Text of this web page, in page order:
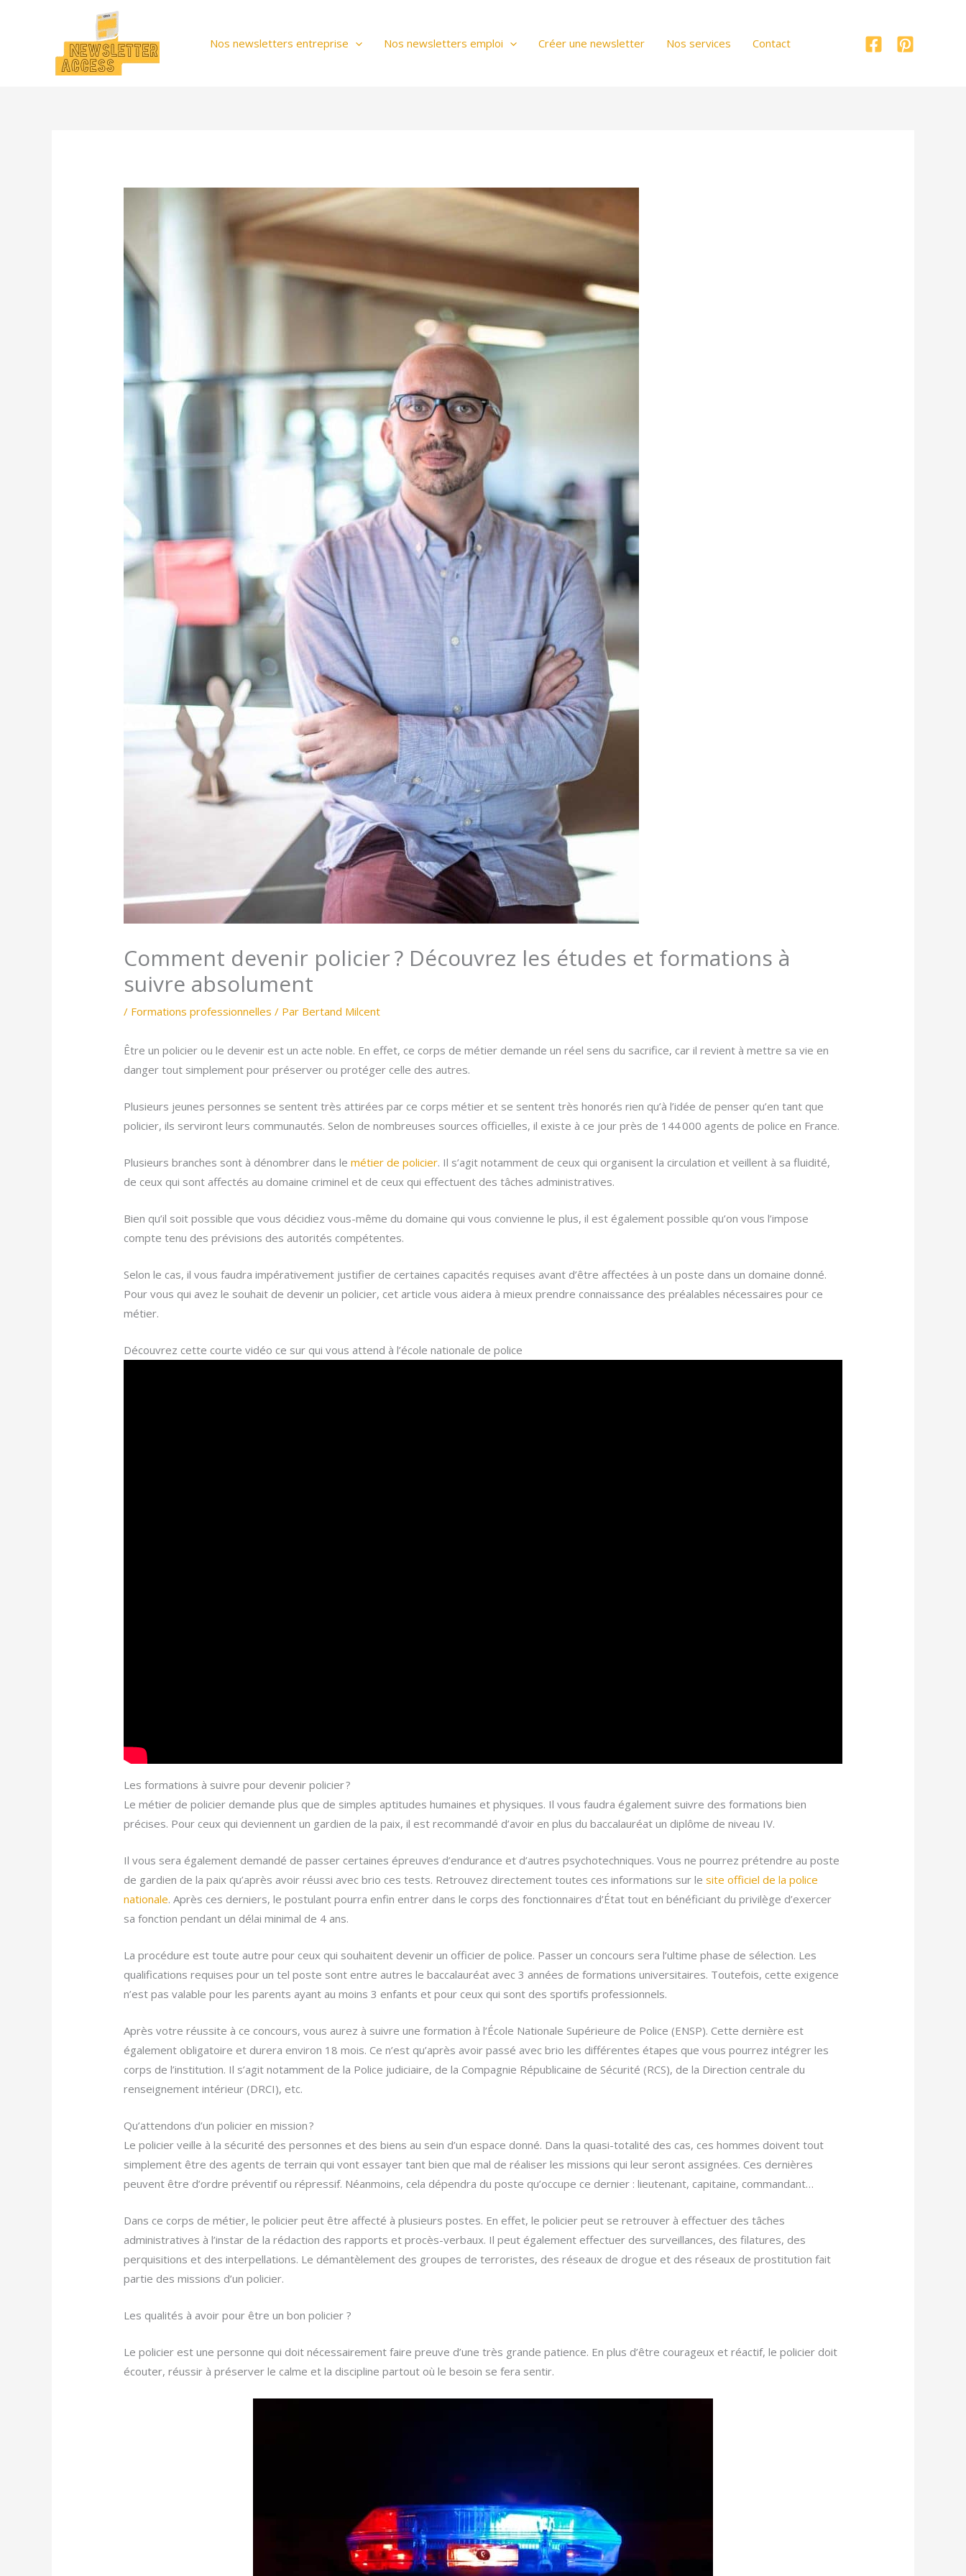
Nos newsletters entreprise Nos newsletters emploi Créer une newsletter Nos services Contact
Comment devenir policier ? Découvrez les études et formations à
suivre absolument
/ Formations professionnelles / Par Bertand Milcent
Être un policier ou le devenir est un acte noble. En effet, ce corps de métier demande un réel sens du sacrifice, car il revient à mettre sa vie en
danger tout simplement pour préserver ou protéger celle des autres.
Plusieurs jeunes personnes se sentent très attirées par ce corps métier et se sentent très honorés rien qu’à l’idée de penser qu’en tant que
policier, ils serviront leurs communautés. Selon de nombreuses sources officielles, il existe à ce jour près de 144 000 agents de police en France.
Plusieurs branches sont à dénombrer dans lemétier de policier. Il s’agit notamment de ceux qui organisent la circulation et veillent à sa fluidité,
de ceux qui sont affectés au domaine criminel et de ceux qui effectuent des tâches administratives.
Bien qu’il soit possible que vous décidiez vous-même du domaine qui vous convienne le plus, il est également possible qu’on vous l’impose
compte tenu des prévisions des autorités compétentes.
Selon le cas, il vous faudra impérativement justifier de certaines capacités requises avant d’être affectées à un poste dans un domaine donné.
Pour vous qui avez le souhait de devenir un policier, cet article vous aidera à mieux prendre connaissance des préalables nécessaires pour ce
métier.
Découvrez cette courte vidéo ce sur qui vous attend à l’école nationale de police
Les formations à suivre pour devenir policier ?
Le métier de policier demande plus que de simples aptitudes humaines et physiques. Il vous faudra également suivre des formations bien
précises. Pour ceux qui deviennent un gardien de la paix, il est recommandé d’avoir en plus du baccalauréat un diplôme de niveau IV.
Il vous sera également demandé de passer certaines épreuves d’endurance et d’autres psychotechniques. Vous ne pourrez prétendre au poste
de gardien de la paix qu’après avoir réussi avec brio ces tests. Retrouvez directement toutes ces informations sur lesite officiel de la police
nationale. Après ces derniers, le postulant pourra enfin entrer dans le corps des fonctionnaires d’État tout en bénéficiant du privilège d’exercer
sa fonction pendant un délai minimal de 4 ans.
La procédure est toute autre pour ceux qui souhaitent devenir un officier de police. Passer un concours sera l’ultime phase de sélection. Les
qualifications requises pour un tel poste sont entre autres le baccalauréat avec 3 années de formations universitaires. Toutefois, cette exigence
n’est pas valable pour les parents ayant au moins 3 enfants et pour ceux qui sont des sportifs professionnels.
Après votre réussite à ce concours, vous aurez à suivre une formation à l’École Nationale Supérieure de Police (ENSP). Cette dernière est
également obligatoire et durera environ 18 mois. Ce n’est qu’après avoir passé avec brio les différentes étapes que vous pourrez intégrer les
corps de l’institution. Il s’agit notamment de la Police judiciaire, de la Compagnie Républicaine de Sécurité (RCS), de la Direction centrale du
renseignement intérieur (DRCI), etc.
Qu’attendons d’un policier en mission ?
Le policier veille à la sécurité des personnes et des biens au sein d’un espace donné. Dans la quasi-totalité des cas, ces hommes doivent tout
simplement être des agents de terrain qui vont essayer tant bien que mal de réaliser les missions qui leur seront assignées. Ces dernières
peuvent être d’ordre préventif ou répressif. Néanmoins, cela dépendra du poste qu’occupe ce dernier : lieutenant, capitaine, commandant…
Dans ce corps de métier, le policier peut être affecté à plusieurs postes. En effet, le policier peut se retrouver à effectuer des tâches
administratives à l’instar de la rédaction des rapports et procès-verbaux. Il peut également effectuer des surveillances, des filatures, des
perquisitions et des interpellations. Le démantèlement des groupes de terroristes, des réseaux de drogue et des réseaux de prostitution fait
partie des missions d’un policier.
Les qualités à avoir pour être un bon policier ?
Le policier est une personne qui doit nécessairement faire preuve d’une très grande patience. En plus d’être courageux et réactif, le policier doit
écouter, réussir à préserver le calme et la discipline partout où le besoin se fera sentir.